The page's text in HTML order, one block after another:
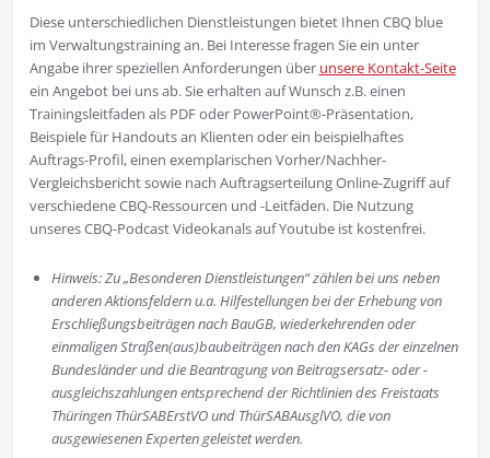
Diese unterschiedlichen Dienstleistungen bietet Ihnen CBQ blue
im Verwaltungstraining an. Bei Interesse fragen Sie ein unter
Angabe ihrer speziellen Anforderungen über unsere Kontakt-Seite
ein Angebot bei uns ab. Sie erhalten auf Wunsch z.B. einen
Trainingsleitfaden als PDF oder PowerPoint®-Präsentation,
Beispiele für Handouts an Klienten oder ein beispielhaftes
Auftrags-Profil, einen exemplarischen Vorher/Nachher-
Vergleichsbericht sowie nach Auftragserteilung Online-Zugriff auf
verschiedene CBQ-Ressourcen und -Leitfäden. Die Nutzung
unseres CBQ-Podcast Videokanals auf Youtube ist kostenfrei.
Hinweis: Zu „Besonderen Dienstleistungen“ zählen bei uns neben
anderen Aktionsfeldern u.a. Hilfestellungen bei der Erhebung von
Erschließungsbeiträgen nach BauGB, wiederkehrenden oder
einmaligen Straßen(aus)baubeiträgen nach den KAGs der einzelnen
Bundesländer und die Beantragung von Beitragsersatz- oder -
ausgleichszahlungen entsprechend der Richtlinien des Freistaats
Thüringen ThürSABErstVO und ThürSABAusglVO, die von
ausgewiesenen Experten geleistet werden.